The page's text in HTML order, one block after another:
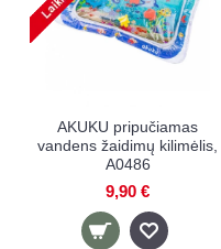
AKUKU pripučiamas
vandens žaidimų kilimėlis,
A0486
9,90 €